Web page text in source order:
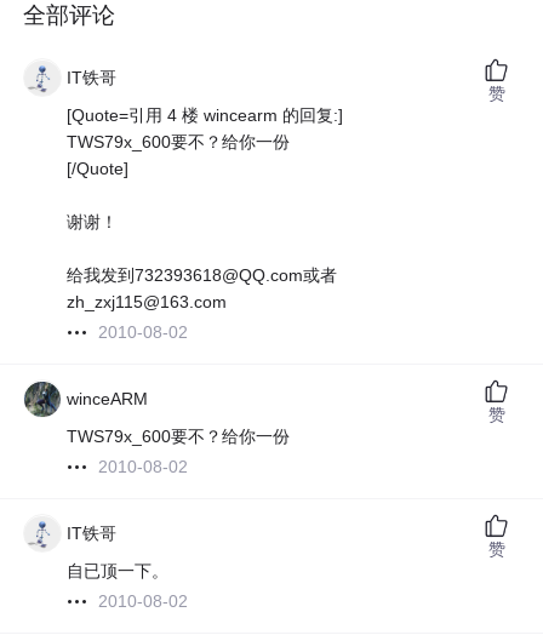
全部评论
IT铁哥
[Quote=引用 4 楼 wincearm 的回复:]
TWS79x_600要不？给你一份
[/Quote]
谢谢！
给我发到732393618@QQ.com或者
zh_zxj115@163.com
2010-08-02
赞
winceARM
TWS79x_600要不？给你一份
2010-08-02
赞
IT铁哥
自已顶一下。
2010-08-02
赞